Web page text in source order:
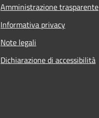
Amministrazione trasparente
Informativa privacy
Note legali
Dichiarazione di accessibilità